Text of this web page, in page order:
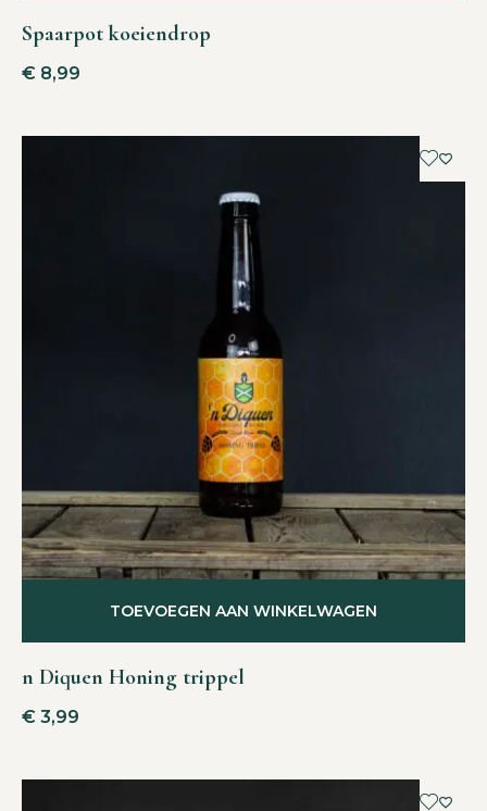
Spaarpot koeiendrop
€ 8,99
n Diquen Honing trippel
€ 3,99
TOEVOEGEN AAN WINKELWAGEN